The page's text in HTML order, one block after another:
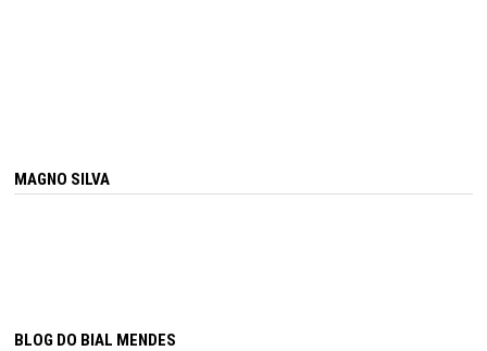
MAGNO SILVA
BLOG DO BIAL MENDES